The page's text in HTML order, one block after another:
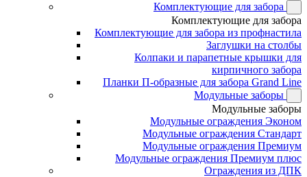
Комплектующие для забора
Комплектующие для забора
Комплектующие для забора из профнастила
Заглушки на столбы
Колпаки и парапетные крышки для
кирпичного забора
Планки П-образные для забора Grand Line
Модульные заборы
Модульные заборы
Модульные ограждения Эконом
Модульные ограждения Стандарт
Модульные ограждения Премиум
Модульные ограждения Премиум плюс
Ограждения из ДПК